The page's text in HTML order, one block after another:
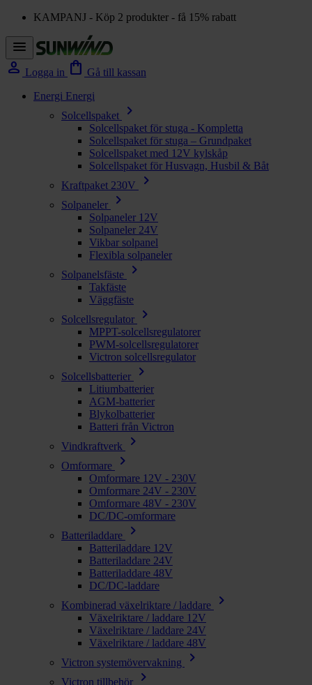
KAMPANJ - Köp 2 produkter - få 15% rabatt
menu
person Logga in shopping_bag Gå till kassan
Energi Energi
Solcellspaket
chevron_right
Solcellspaket för stuga - Kompletta
Solcellspaket för stuga – Grundpaket
Solcellspaket med 12V kylskåp
Solcellspaket för Husvagn, Husbil & Båt
Kraftpaket 230V
chevron_right
Solpaneler chevron_right
Solpaneler 12V
Solpaneler 24V
Vikbar solpanel
Flexibla solpaneler
Solpanelsfäste
chevron_right
Takfäste
Väggfäste
Solcellsregulator
chevron_right
MPPT-solcellsregulatorer
PWM-solcellsregulatorer
Victron solcellsregulator
Solcellsbatterier
chevron_right
Litiumbatterier
AGM-batterier
Blykolbatterier
Batteri från Victron
Vindkraftverk
chevron_right
Omformare chevron_right
Omformare 12V - 230V
Omformare 24V - 230V
Omformare 48V - 230V
DC/DC-omformare
Batteriladdare
chevron_right
Batteriladdare 12V
Batteriladdare 24V
Batteriladdare 48V
DC/DC-laddare
Kombinerad växelriktare / laddare
chevron_right
Växelriktare / laddare 12V
Växelriktare / laddare 24V
Växelriktare / laddare 48V
Victron systemövervakning
chevron_right
Victron tillbehör chevron_right